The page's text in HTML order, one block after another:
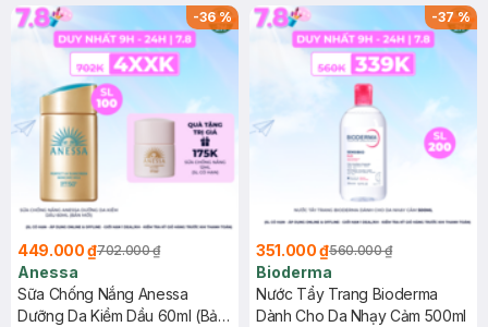
SPF 50+ 20ml (SL Có Hạn)
(SL có hạn)
-36%
449.000 ₫702.000 ₫
Anessa
Sữa Chống Nắng Anessa
Dưỡng Da Kiềm Dầu 60ml (Bản
-37%
351.000 ₫560.000 ₫
Bioderma
Nước Tẩy Trang Bioderma
Dành Cho Da Nhạy Cảm 500ml